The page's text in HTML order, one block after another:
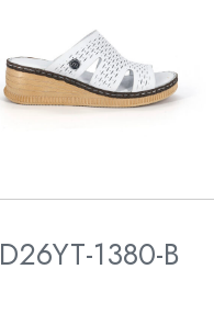
D26YT-1380-B